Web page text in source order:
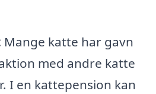
Mange katte har gavn
med andre katte
I en kattepension kan